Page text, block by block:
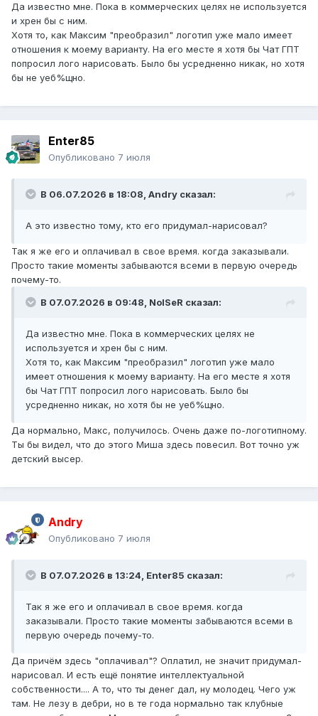
Да известно мне. Пока в коммерческих целях не используется
и хрен бы с ним.
Хотя то, как Максим "преобразил" логотип уже мало имеет
отношения к моему варианту. На его месте я хотя бы Чат ГПТ
попросил лого нарисовать. Было бы усредненно никак, но хотя
бы не уеб%щно.
Enter85
Опубликовано 7 июля
В 06.07.2026 в 18:08, Andry сказал:
А это известно тому, кто его придумал-нарисовал?
Так я же его и оплачивал в свое время. когда заказывали.
Просто такие моменты забываются всеми в первую очередь
почему-то.
В 07.07.2026 в 09:48, NoISeR сказал:
Да известно мне. Пока в коммерческих целях не
используется и хрен бы с ним.
Хотя то, как Максим "преобразил" логотип уже мало
имеет отношения к моему варианту. На его месте я хотя
бы Чат ГПТ попросил лого нарисовать. Было бы
усредненно никак, но хотя бы не уеб%щно.
Да нормально, Макс, получилось. Очень даже по-логотипному.
Ты бы видел, что до этого Миша здесь повесил. Вот точно уж
детский высер.
Andry
Опубликовано 7 июля
В 07.07.2026 в 13:24, Enter85 сказал:
Так я же его и оплачивал в свое время. когда
заказывали. Просто такие моменты забываются всеми в
первую очередь почему-то.
Да причём здесь "оплачивал"? Оплатил, не значит придумал-
нарисовал. И есть ещё понятие интеллектуальной
собственности.... А то, что ты денег дал, ну молодец. Чего уж
там. Не лезу в дебри, но в те года нормально так клубные